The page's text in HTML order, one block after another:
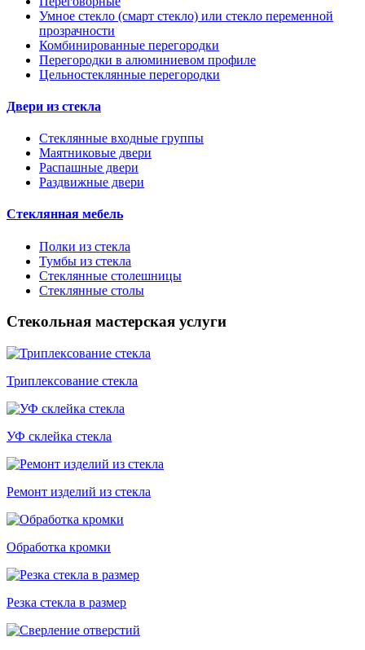
Умное стекло (смарт стекло) или стекло переменной
прозрачности
Комбинированные перегородки
Перегородки в алюминиевом профиле
Цельностеклянные перегородки
Двери из стекла
Стеклянные входные группы
Маятниковые двери
Распашные двери
Раздвижные двери
Стеклянная мебель
Полки из стекла
Тумбы из стекла
Стеклянные столешницы
Стеклянные столы
Стекольная мастерская услуги
Триплексование стекла
УФ склейка стекла
Ремонт изделий из стекла
Обработка кромки
Резка стекла в размер